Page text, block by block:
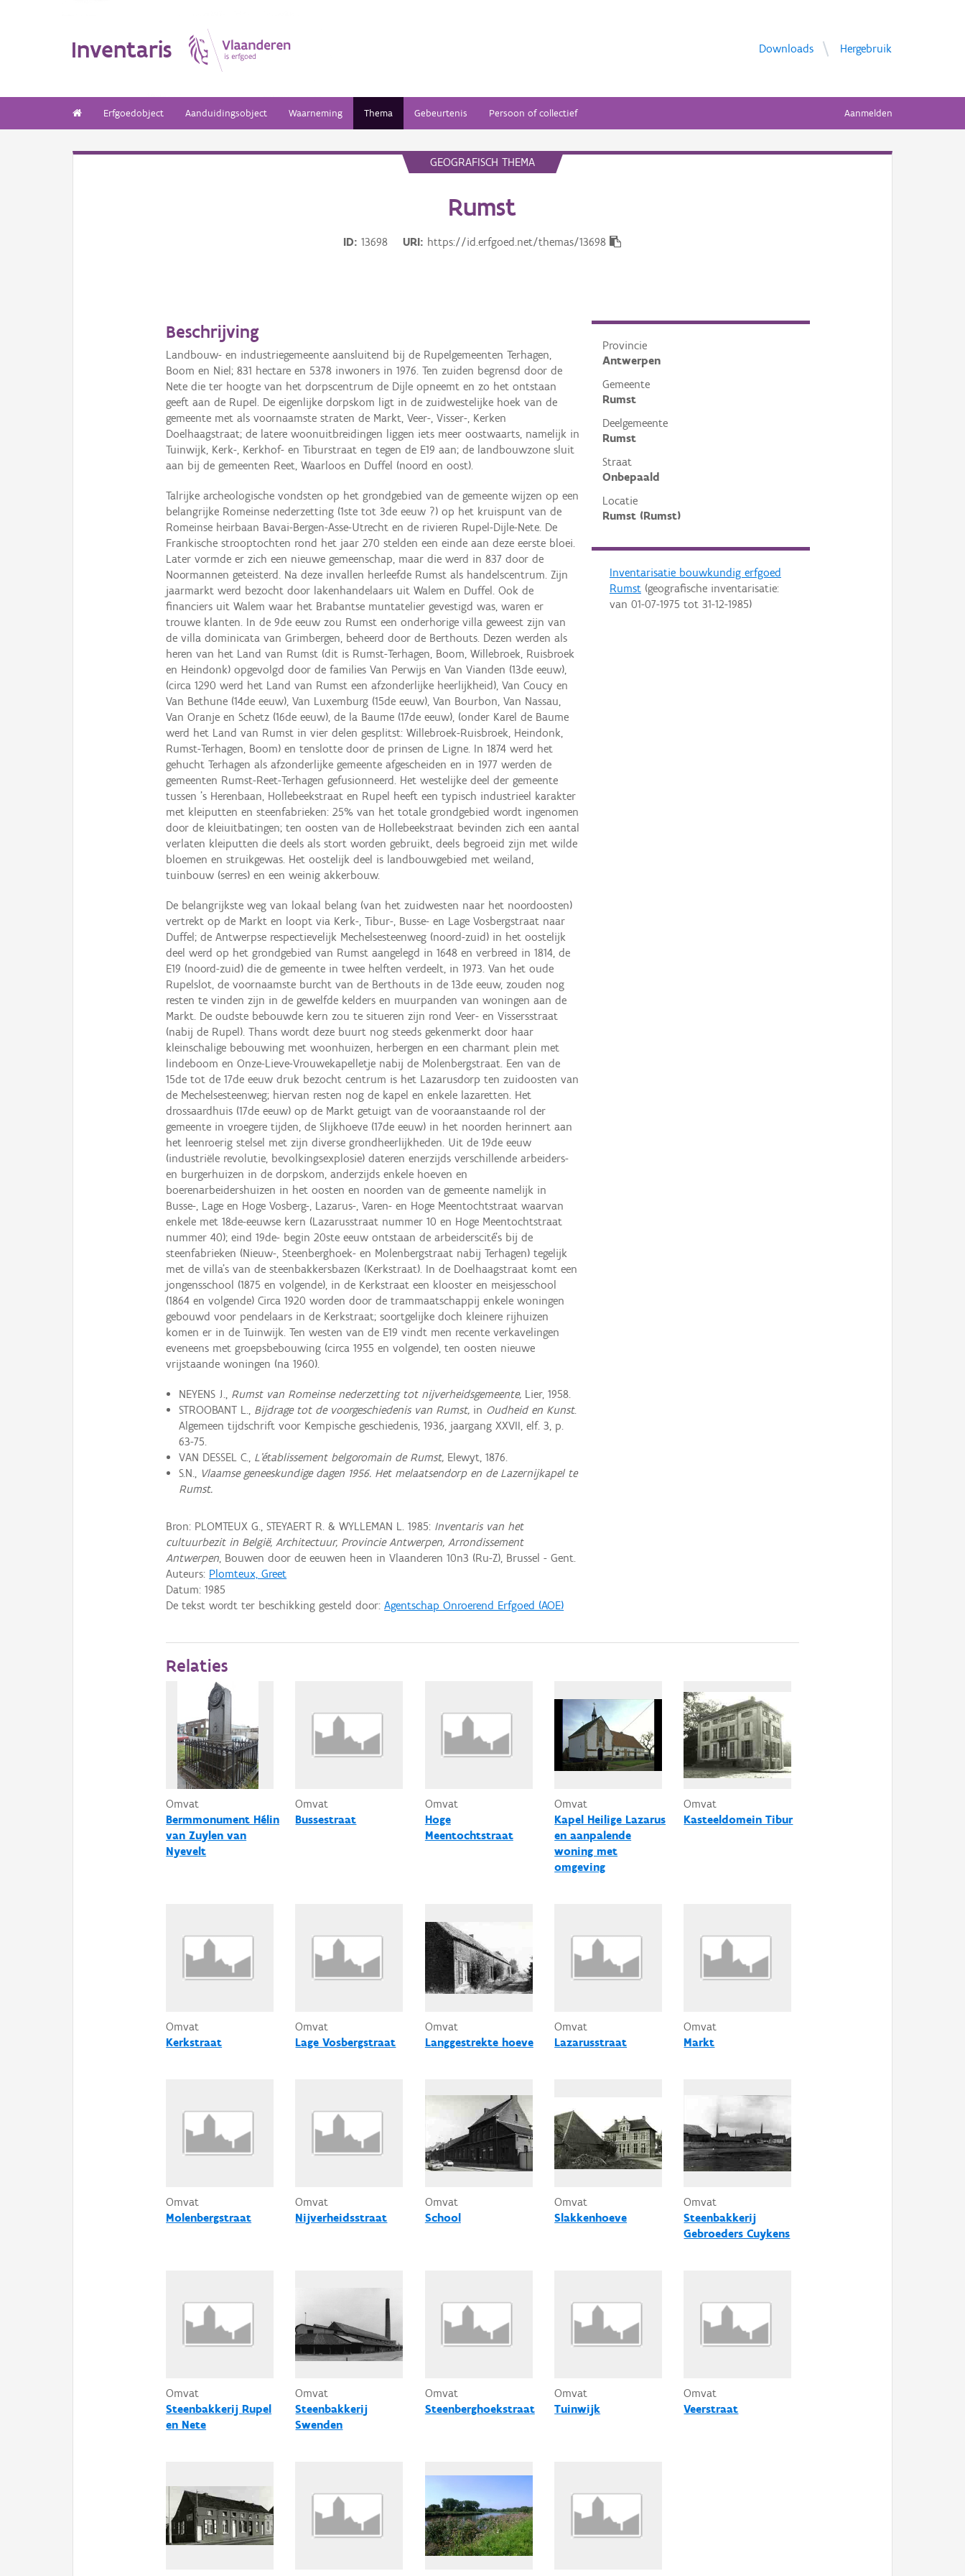
Inventaris Downloads Hergebruik
Erfgoedobject Aanduidingsobject Waarneming Thema Gebeurtenis Persoon of collectief Aanmelden
GEOGRAFISCH THEMA
Rumst
ID 13698 URI https://id.erfgoed.net/themas/13698
Provincie
Antwerpen
Gemeente
Rumst
Deelgemeente
Rumst
Straat
Onbepaald
Locatie
Rumst (Rumst)
Inventarisatie bouwkundig erfgoed
Rumst(geografische inventarisatie:
van 01-07-1975 tot 31-12-1985)
Beschrijving
Landbouw- en industriegemeente aansluitend bij de Rupelgemeenten Terhagen,
Boom en Niel; 831 hectare en 5378 inwoners in 1976. Ten zuiden begrensd door de
Nete die ter hoogte van het dorpscentrum de Dijle opneemt en zo het ontstaan
geeft aan de Rupel. De eigenlijke dorpskom ligt in de zuidwestelijke hoek van de
gemeente met als voornaamste straten de Markt, Veer-, Visser-, Kerken
Doelhaagstraat; de latere woonuitbreidingen liggen iets meer oostwaarts, namelijk in
Tuinwijk, Kerk-, Kerkhof- en Tiburstraat en tegen de E19 aan; de landbouwzone sluit
aan bij de gemeenten Reet, Waarloos en Duffel (noord en oost).
Talrijke archeologische vondsten op het grondgebied van de gemeente wijzen op een
belangrijke Romeinse nederzetting (1ste tot 3de eeuw ?) op het kruispunt van de
Romeinse heirbaan Bavai-Bergen-Asse-Utrecht en de rivieren Rupel-Dijle-Nete. De
Frankische strooptochten rond het jaar 270 stelden een einde aan deze eerste bloei.
Later vormde er zich een nieuwe gemeenschap, maar die werd in 837 door de
Noormannen geteisterd. Na deze invallen herleefde Rumst als handelscentrum. Zijn
jaarmarkt werd bezocht door lakenhandelaars uit Walem en Duffel. Ook de
financiers uit Walem waar het Brabantse muntatelier gevestigd was, waren er
trouwe klanten. In de 9de eeuw zou Rumst een onderhorige villa geweest zijn van
de villa dominicata van Grimbergen, beheerd door de Berthouts. Dezen werden als
heren van het Land van Rumst (dit is Rumst-Terhagen, Boom, Willebroek, Ruisbroek
en Heindonk) opgevolgd door de families Van Perwijs en Van Vianden (13de eeuw),
(circa 1290 werd het Land van Rumst een afzonderlijke heerlijkheid), Van Coucy en
Van Bethune (14de eeuw), Van Luxemburg (15de eeuw), Van Bourbon, Van Nassau,
Van Oranje en Schetz (16de eeuw), de la Baume (17de eeuw), (onder Karel de Baume
werd het Land van Rumst in vier delen gesplitst: Willebroek-Ruisbroek, Heindonk,
Rumst-Terhagen, Boom) en tenslotte door de prinsen de Ligne. In 1874 werd het
gehucht Terhagen als afzonderlijke gemeente afgescheiden en in 1977 werden de
gemeenten Rumst-Reet-Terhagen gefusionneerd. Het westelijke deel der gemeente
tussen 's Herenbaan, Hollebeekstraat en Rupel heeft een typisch industrieel karakter
met kleiputten en steenfabrieken: 25% van het totale grondgebied wordt ingenomen
door de kleiuitbatingen; ten oosten van de Hollebeekstraat bevinden zich een aantal
verlaten kleiputten die deels als stort worden gebruikt, deels begroeid zijn met wilde
bloemen en struikgewas. Het oostelijk deel is landbouwgebied met weiland,
tuinbouw (serres) en een weinig akkerbouw.
De belangrijkste weg van lokaal belang (van het zuidwesten naar het noordoosten)
vertrekt op de Markt en loopt via Kerk-, Tibur-, Busse- en Lage Vosbergstraat naar
Duffel; de Antwerpse respectievelijk Mechelsesteenweg (noord-zuid) in het oostelijk
deel werd op het grondgebied van Rumst aangelegd in 1648 en verbreed in 1814, de
E19 (noord-zuid) die de gemeente in twee helften verdeelt, in 1973. Van het oude
Rupelslot, de voornaamste burcht van de Berthouts in de 13de eeuw, zouden nog
resten te vinden zijn in de gewelfde kelders en muurpanden van woningen aan de
Markt. De oudste bebouwde kern zou te situeren zijn rond Veer- en Vissersstraat
(nabij de Rupel). Thans wordt deze buurt nog steeds gekenmerkt door haar
kleinschalige bebouwing met woonhuizen, herbergen en een charmant plein met
lindeboom en Onze-Lieve-Vrouwekapelletje nabij de Molenbergstraat. Een van de
15de tot de 17de eeuw druk bezocht centrum is het Lazarusdorp ten zuidoosten van
de Mechelsesteenweg; hiervan resten nog de kapel en enkele lazaretten. Het
drossaardhuis (17de eeuw) op de Markt getuigt van de vooraanstaande rol der
gemeente in vroegere tijden, de Slijkhoeve (17de eeuw) in het noorden herinnert aan
het leenroerig stelsel met zijn diverse grondheerlijkheden. Uit de 19de eeuw
(industriële revolutie, bevolkingsexplosie) dateren enerzijds verschillende arbeiders-
en burgerhuizen in de dorpskom, anderzijds enkele hoeven en
boerenarbeidershuizen in het oosten en noorden van de gemeente namelijk in
Busse-, Lage en Hoge Vosberg-, Lazarus-, Varen- en Hoge Meentochtstraat waarvan
enkele met 18de-eeuwse kern (Lazarusstraat nummer 10 en Hoge Meentochtstraat
nummer 40); eind 19de- begin 20ste eeuw ontstaan de arbeiderscité's bij de
steenfabrieken (Nieuw-, Steenberghoek- en Molenbergstraat nabij Terhagen) tegelijk
met de villa's van de steenbakkersbazen (Kerkstraat). In de Doelhaagstraat komt een
jongensschool (1875 en volgende), in de Kerkstraat een klooster en meisjesschool
(1864 en volgende) Circa 1920 worden door de trammaatschappij enkele woningen
gebouwd voor pendelaars in de Kerkstraat; soortgelijke doch kleinere rijhuizen
komen er in de Tuinwijk. Ten westen van de E19 vindt men recente verkavelingen
eveneens met groepsbebouwing (circa 1955 en volgende), ten oosten nieuwe
vrijstaande woningen (na 1960).
NEYENS J., Rumst van Romeinse nederzetting tot nijverheidsgemeente, Lier, 1958.
STROOBANT L., Bijdrage tot de voorgeschiedenis van Rumst,in Oudheid en Kunst.
Algemeen tijdschrift voor Kempische geschiedenis, 1936, jaargang XXVII, elf. 3, p.
63-75.
VAN DESSEL C., L'établissement belgoromain de Rumst,Elewyt, 1876.
S.N., Vlaamse geneeskundige dagen 1956. Het melaatsendorp en de Lazernijkapel te
Rumst.
Bron: PLOMTEUX G., STEYAERT R. & WYLLEMAN L. 1985: Inventaris van het
cultuurbezit in België, Architectuur, Provincie Antwerpen, Arrondissement
Antwerpen, Bouwen door de eeuwen heen in Vlaanderen 10n3 (Ru-Z), Brussel - Gent.
Auteurs: Plomteux, Greet
Datum:1985
De tekst wordt ter beschikking gesteld door:Agentschap Onroerend Erfgoed (AOE)
Relaties
Omvat
Bermmonument Hélin
van Zuylen van
Nyevelt
Omvat
Bussestraat
Omvat
Hoge
Meentochtstraat
Omvat
Kapel Heilige Lazarus
en aanpalende
woning met
omgeving
Omvat
Kasteeldomein Tibur
Omvat
Kerkstraat
Omvat
Lage Vosbergstraat
Omvat
Langgestrekte hoeve
Omvat
Lazarusstraat
Omvat
Markt
Omvat
Molenbergstraat
Omvat
Nijverheidsstraat
Omvat
School
Omvat
Slakkenhoeve
Omvat
Steenbakkerij
Gebroeders Cuykens
Omvat
Steenbakkerij Rupel
en Nete
Omvat
Steenbakkerij
Swenden
Omvat
Steenberghoekstraat
Omvat
Tuinwijk
Omvat
Veerstraat